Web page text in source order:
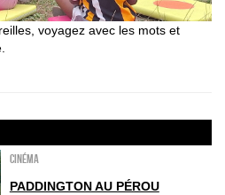
voyagez avec les mots et
Cinéma
PADDINGTON AU PÉROU